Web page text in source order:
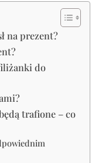
na prezent?
do
trafione – co